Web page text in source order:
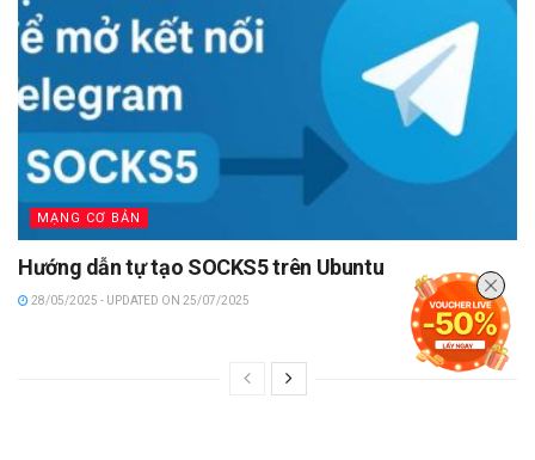
MẠNG CƠ BẢN
Hướng dẫn tự tạo SOCKS5 trên Ubuntu
28/05/2025 - UPDATED ON 25/07/2025